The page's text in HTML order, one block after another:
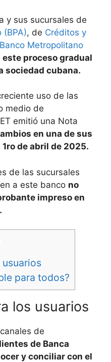
y sus sucursales de
(BPA), de Créditos y
Banco Metropolitano
este proceso gradual
sociedad cubana.
uso de las
medio de
emitió una Nota
en una de sus
de abril de 2025.
de las sucursales
a este banco no
impreso en
para todos?
los usuarios
de
de Banca
y conciliar con el